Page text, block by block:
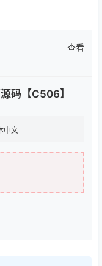
查看
码【C506】
中文